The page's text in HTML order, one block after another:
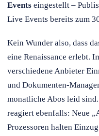
Events eingestellt –
Live Events bereits zum
Kein Wunder also, dass
eine Renaissance erlebt.
verschiedene Anbieter
und Dokumenten-
monatliche Abos leid
reagiert ebenfalls: Neue
Prozessoren halten